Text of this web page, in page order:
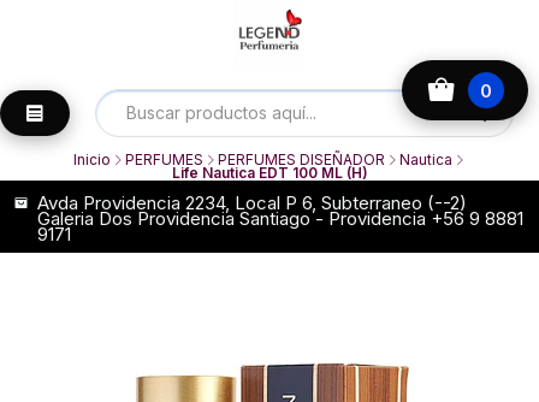
0
Avda Providencia 2234, Local P 6, Subterraneo (--2)
Galeria Dos Providencia Santiago - Providencia +56 9 8881
9171
Inicio PERFUMES PERFUMES DISEÑADOR Nautica
Life Nautica EDT 100 ML (H)